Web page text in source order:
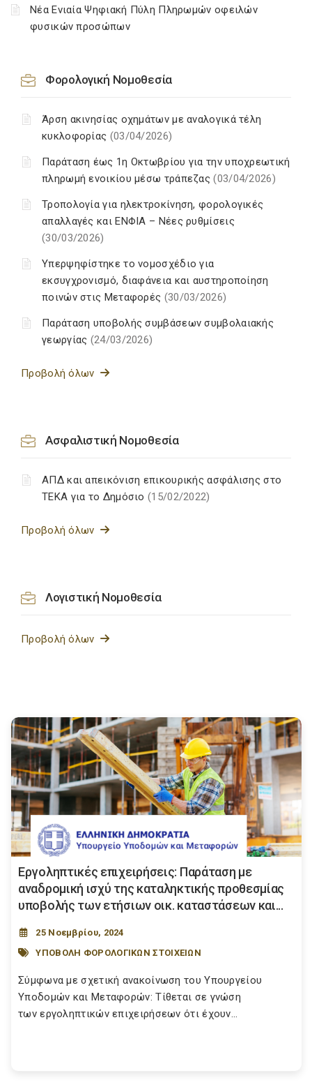
Νέα Ενιαία Ψηφιακή Πύλη Πληρωμών οφειλών
φυσικών προσώπων
Φορολογική Νομοθεσία
Άρση ακινησίας οχημάτων με αναλογικά τέλη
κυκλοφορίας (03/04/2026)
Παράταση έως 1η Οκτωβρίου για την υποχρεωτική
πληρωμή ενοικίου μέσω τράπεζας(03/04/2026)
Τροπολογία για ηλεκτροκίνηση, φορολογικές
απαλλαγές και ΕΝΦΙΑ – Νέες ρυθμίσεις
(30/03/2026)
Υπερψηφίστηκε το νομοσχέδιο για
εκσυγχρονισμό, διαφάνεια και αυστηροποίηση
ποινών στις Μεταφορές (30/03/2026)
Παράταση υποβολής συμβάσεων συμβολαιακής
γεωργίας (24/03/2026)
Προβολή όλων
Ασφαλιστική Νομοθεσία
ΑΠΔ και απεικόνιση επικουρικής ασφάλισης στο
ΤΕΚΑ για το Δημόσιο(15/02/2022)
Προβολή όλων
Λογιστική Νομοθεσία
Προβολή όλων
Εργοληπτικές επιχειρήσεις: Παράταση με
αναδρομική ισχύ της καταληκτικής προθεσμίας
υποβολής των ετήσιων οικ. καταστάσεων και...
25 Νοεμβρίου, 2024
ΥΠΟΒΟΛΗ ΦΟΡΟΛΟΓΙΚΩΝ ΣΤΟΙΧΕΙΩΝ
Σύμφωνα με σχετική ανακοίνωση του Υπουργείου
Υποδομών και Μεταφορών: Τίθεται σε γνώση
των εργοληπτικών επιχειρήσεων ότι έχουν...